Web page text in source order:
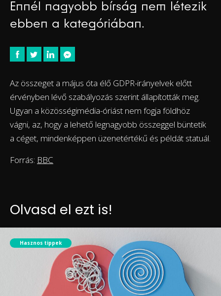
Ennél nagyobb bírság nem létezik
ebben a kategóriában.
Az összeget a május óta élő GDPR-irányelvek előtt
érvényben lévő szabályozás szerint állapították meg.
Ugyan a közösségimédia-óriást nem fogja földhöz
vágni, az, hogy a lehető legnagyobb összeggel büntetik
a céget, mindenképpen üzenetértékű és példát statuál.
Forrás: BBC
Olvasd el ezt is!
Hasznos tippek